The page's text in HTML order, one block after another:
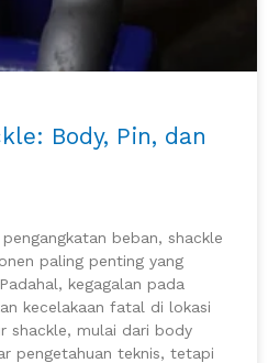
Body, Pin, dan
beban, shackle
paling penting yang
kegagalan pada
kecelakaan fatal di lokasi
shackle, mulai dari body
pengetahuan teknis, tetapi